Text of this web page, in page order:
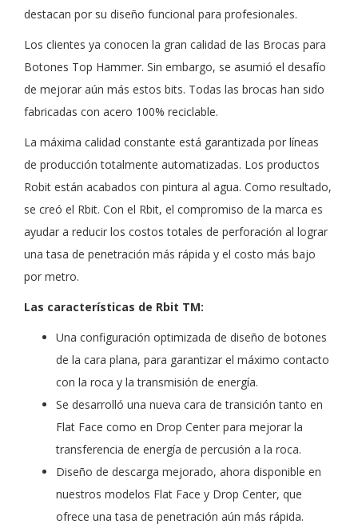
destacan por su diseño funcional para profesionales.
Los clientes ya conocen la gran calidad de las Brocas para
Botones Top Hammer. Sin embargo, se asumió el desafío
de mejorar aún más estos bits. Todas las brocas han sido
fabricadas con acero 100% reciclable.
La máxima calidad constante está garantizada por líneas
de producción totalmente automatizadas. Los productos
Robit están acabados con pintura al agua. Como resultado,
se creó el Rbit. Con el Rbit, el compromiso de la marca es
ayudar a reducir los costos totales de perforación al lograr
una tasa de penetración más rápida y el costo más bajo
por metro.
Las características de Rbit TM:
Una configuración optimizada de diseño de botones
de la cara plana, para garantizar el máximo contacto
con la roca y la transmisión de energía.
Se desarrolló una nueva cara de transición tanto en
Flat Face como en Drop Center para mejorar la
transferencia de energía de percusión a la roca.
Diseño de descarga mejorado, ahora disponible en
nuestros modelos Flat Face y Drop Center, que
ofrece una tasa de penetración aún más rápida.